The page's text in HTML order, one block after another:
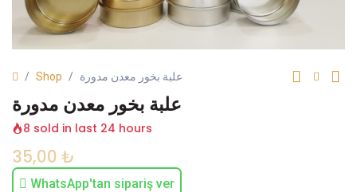
Shop علبة بخور معدن مدورة
علبة بخور معدن مدورة
8 sold in last 24 hours
35,00 ₺
WhatsApp'tan sipariş ver